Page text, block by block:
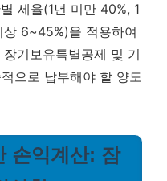
세율(1년 미만 40%, 1
6~45%)을 적용하여
기보유특별공제 및 기
으로 납부해야 할 양도
손익계산: 잠